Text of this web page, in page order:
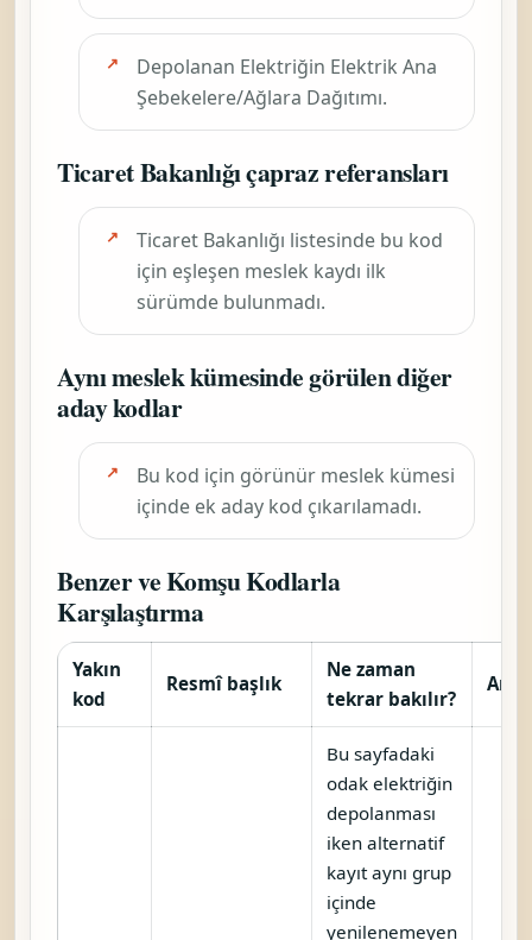
Depolanan Elektriğin Elektrik Ana
Şebekelere/Ağlara Dağıtımı.
Ticaret Bakanlığı çapraz referansları
Ticaret Bakanlığı listesinde bu kod
için eşleşen meslek kaydı ilk
sürümde bulunmadı.
Aynı meslek kümesinde görülen diğer
aday kodlar
Bu kod için görünür meslek kümesi
içinde ek aday kod çıkarılamadı.
Benzer ve Komşu Kodlarla
Karşılaştırma
Yakın
kod
Resmî başlık
Ne zaman
tekrar bakılır?
Araç
Bu sayfadaki
odak elektriğin
depolanması
iken alternatif
kayıt aynı grup
içinde
yenilenemeyen